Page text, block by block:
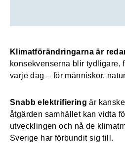
Klimatförändringarna är
konsekvenserna blir tydligare,
varje dag – för människor,
Snabb elektrifiering är
åtgärden samhället kan vidta
utvecklingen och nå de
Sverige har förbundit sig till.